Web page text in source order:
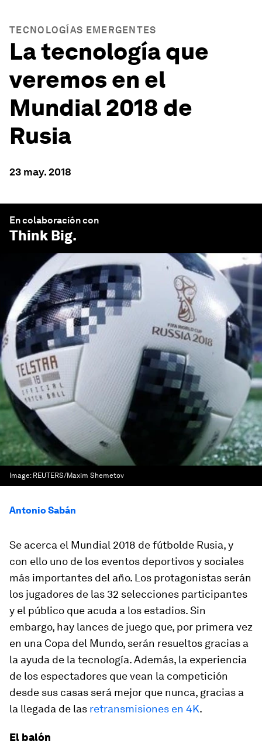
TECNOLOGÍAS EMERGENTES
La tecnología que
veremos en el
Mundial 2018 de
Rusia
23 may. 2018
En colaboración con
Think Big.
Image: REUTERS/Maxim Shemetov
Antonio Sabán
Se acerca el Mundial 2018 de fútbolde Rusia, y
con ello uno de los eventos deportivos y sociales
más importantes del año. Los protagonistas serán
los jugadores de las 32 selecciones participantes
y el público que acuda a los estadios. Sin
embargo, hay lances de juego que, por primera vez
en una Copa del Mundo, serán resueltos gracias a
la ayuda de la tecnología. Además, la experiencia
de los espectadores que vean la competición
desde sus casas será mejor que nunca, gracias a
la llegada de las retransmisiones en 4K.
El balón